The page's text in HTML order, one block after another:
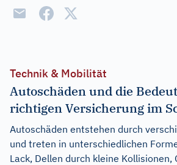
Technik & Mobilität
Autoschäden und die
richtigen Versicherung im
Autoschäden entstehen durch
und treten in unterschiedlichen
Lack, Dellen durch kleine Kollisionen,